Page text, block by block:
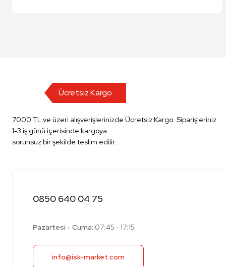
Ücretsiz Kargo
7000 TL ve üzeri alışverişlerinizde Ücretsiz Kargo. Siparişleriniz
1-3 iş günü içerisinde kargoya
sorunsuz bir şekilde teslim edilir.
0850 640 04 75
Pazartesi - Cuma: 07:45 - 17:15
info@isk-market.com